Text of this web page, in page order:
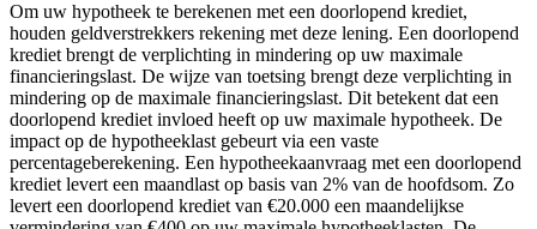
Om uw hypotheek te berekenen met een doorlopend krediet,
houden geldverstrekkers rekening met deze lening. Een doorlopend
krediet brengt de verplichting in mindering op uw maximale
financieringslast. De wijze van toetsing brengt deze verplichting in
mindering op de maximale financieringslast. Dit betekent dat een
doorlopend krediet invloed heeft op uw maximale hypotheek. De
impact op de hypotheeklast gebeurt via een vaste
percentageberekening. Een hypotheekaanvraag met een doorlopend
krediet levert een maandlast op basis van 2% van de hoofdsom. Zo
levert een doorlopend krediet van €20.000 een maandelijkse